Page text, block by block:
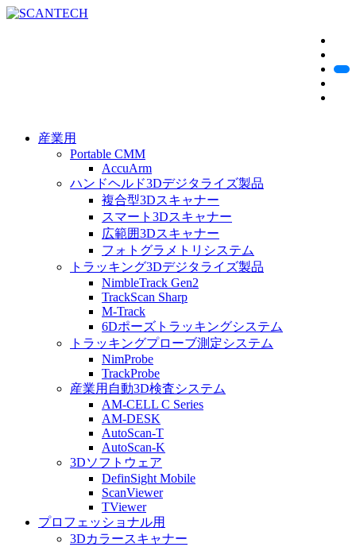
産業用
Portable CMM
AccuArm
ハンドヘルド3Dデジタライズ製品
複合型3Dスキャナー
スマート3Dスキャナー
広範囲3Dスキャナー
フォトグラメトリシステム
トラッキング3Dデジタライズ製品
NimbleTrack Gen2
TrackScan Sharp
M-Track
6Dポーズトラッキングシステム
トラッキングプローブ測定システム
NimProbe
TrackProbe
産業用自動3D検査システム
AM-CELL C Series
AM-DESK
AutoScan-T
AutoScan-K
3Dソフトウェア
DefinSight Mobile
ScanViewer
TViewer
プロフェッショナル用
3Dカラースキャナー